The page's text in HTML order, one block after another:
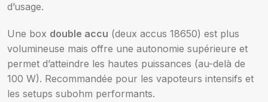
d’usage.
Une box double accu (deux accus 18650) est plus
volumineuse mais offre une autonomie supérieure et
permet d’atteindre les hautes puissances (au-delà de
100 W). Recommandée pour les vapoteurs intensifs et
les setups subohm performants.